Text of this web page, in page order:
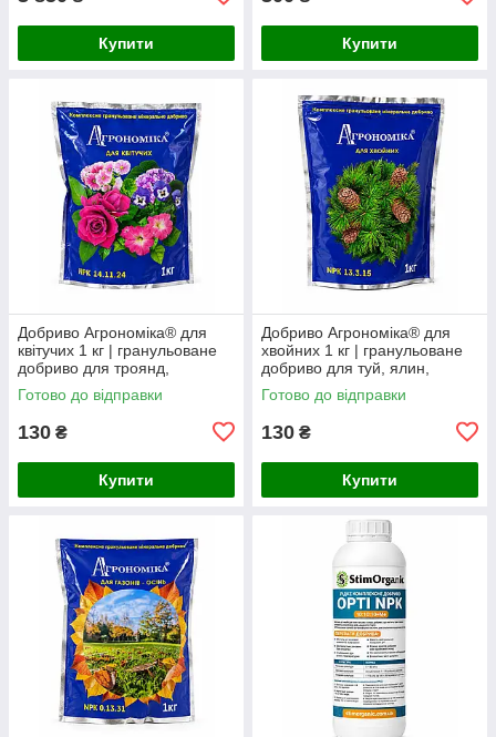
Купити Купити
Добриво Агрономіка® для
квітучих 1 кг | гранульоване
добриво для троянд,
декоративних чагарників та
квітучих рослин
Готово до відправки
130 ₴
Купити
Добриво Агрономіка® для
хвойних 1 кг | гранульоване
добриво для туй, ялин,
сосен, ялівців та інших
хвойних рослин
Готово до відправки
130 ₴
Купити